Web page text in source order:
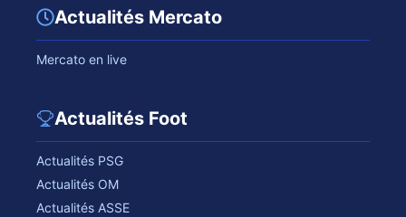
Actualités Mercato
Mercato en live
Actualités Foot
Actualités PSG
Actualités OM
Actualités ASSE